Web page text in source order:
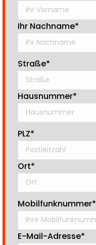
Ihr Nachname*
Straße*
Hausnummer*
PLZ*
Ort*
Mobilfunknummer*
E-Mail-Adresse*